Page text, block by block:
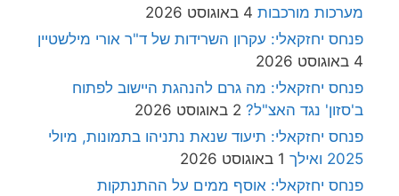
מערכות מורכבות 4 באוגוסט 2026
פנחס יחזקאלי: עקרון השרידות של ד"ר אורי מילשטיין
4 באוגוסט 2026
פנחס יחזקאלי: מה גרם להנהגת היישוב לפתוח
ב'סזון' נגד האצ"ל? 2 באוגוסט 2026
פנחס יחזקאלי: תיעוד שנאת נתניהו בתמונות, מיולי
2025 ואילך
1 באוגוסט 2026
פנחס יחזקאלי: אוסף ממים על ההתנתקות